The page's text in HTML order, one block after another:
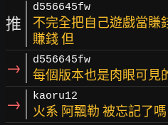
推
d556645fw
不完全把自己遊戲當賺
賺錢 但
→ d556645fw
每個版本也是肉眼可見
→ kaoru12
火系 阿飄勒 被忘記了嗎